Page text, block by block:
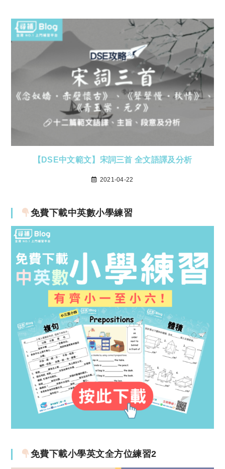
【DSE中文範文】宋詞三首 全文語譯及分析
2021-04-22
免費下載中英數小學練習
免費下載小學英文全方位練習2